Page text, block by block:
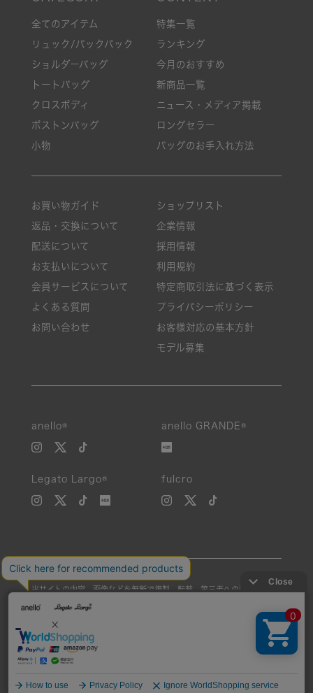
全てのアイテム
リュック/バックパック
ショルダーバッグ
トートバッグ
クロスボディ
ボストンバッグ
小物
特集一覧
ランキング
今月のおすすめ
新商品一覧
ニュース・メディア掲載
ロングセラー
バッグのお手入れ方法
お買い物ガイド
返品・交換について
配送について
お支払いについて
会員サービスについて
よくある質問
お問い合わせ
ショップリスト
企業情報
採用情報
利用規約
特定商取引法に基づく表示
プライバシーポリシー
お客様対応の基本方針
モデル募集
anello® anello GRANDE®
Legato Largo® fulcro
当サイトの内容、画像などを無断で複製、転載、第三者への譲渡などを
Unauthorized reproduction, duplication, or redistribution of any
images or content from this website is strictly prohibited.